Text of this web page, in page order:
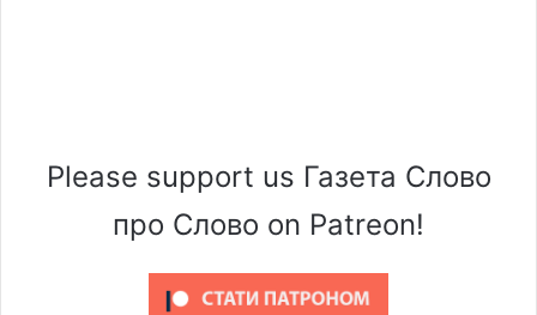
Please support us Газета Слово
про Слово on Patreon!